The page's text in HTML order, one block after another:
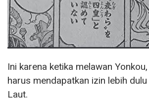
Ini karena ketika melawan
harus mendapatkan izin lebih
Laut.